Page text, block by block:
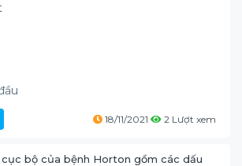
18/11/2021 2 Lượt xem
cục bộ của bệnh Horton gồm các dấu